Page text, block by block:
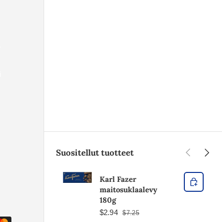
Suositellut tuotteet Edellinen
Karl Fazer
maitosuklaalevy
180g
$2.94 $7.25